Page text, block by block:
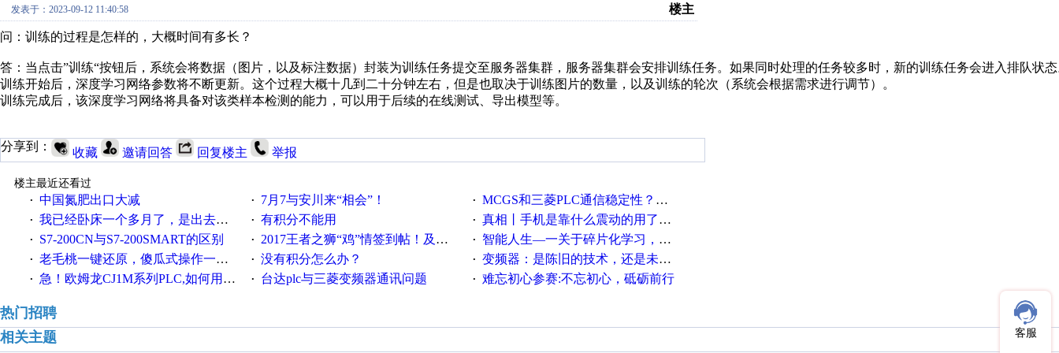
发表于：2023-09-12 11:40:58 楼主
问：训练的过程是怎样的，大概时间有多长？
答：当点击”训练“按钮后，系统会将数据（图片，以及标注数据）封装为训练任务提交至服务器集群，服务器集群会安排训练任务。如果同时处理的任务较多时，新的训练任务会进入排队状
训练开始后，深度学习网络参数将不断更新。这个过程大概十几到二十分钟左右，但是也取决于训练图片的数量，以及训练的轮次（系统会根据需求进行调节）。
训练完成后，该深度学习网络将具备对该类样本检测的能力，可以用于后续的在线测试、导出模型等。
分享到： 收藏 邀请回答 回复楼主 举报
楼主最近还看过
· 中国氮肥出口大减 · 7月7与安川来“相会”！ · MCGS和三菱PLC通信稳定性？？？
· 我已经卧床一个多月了，是出去安装机械手在高速遭遇车祸所致:大家工作都要特别注意啊 · 有积分不能用 · 真相丨手机是靠什么震动的用了这么多年才知道！
· S7-200CN与S7-200SMART的区别 · 2017王者之狮“鸡”情签到帖！及时更新在线研讨会预告 · 智能人生—一关于碎片化学习，看这一篇就够了！
· 老毛桃一键还原，傻瓜式操作一键轻松备份还原；程序为向导式安装，一键即可实现自动备份或还原系统。 · 没有积分怎么办？ · 变频器：是陈旧的技术，还是未来的幕后英雄？
· 急！欧姆龙CJ1M系列PLC,如何用时间控制变频器。要求时间在组态王中可以自由输入！拜托各位大神了！ · 台达plc与三菱变频器通讯问题 · 难忘初心参赛:不忘初心，砥砺前行
热门招聘
相关主题
客服